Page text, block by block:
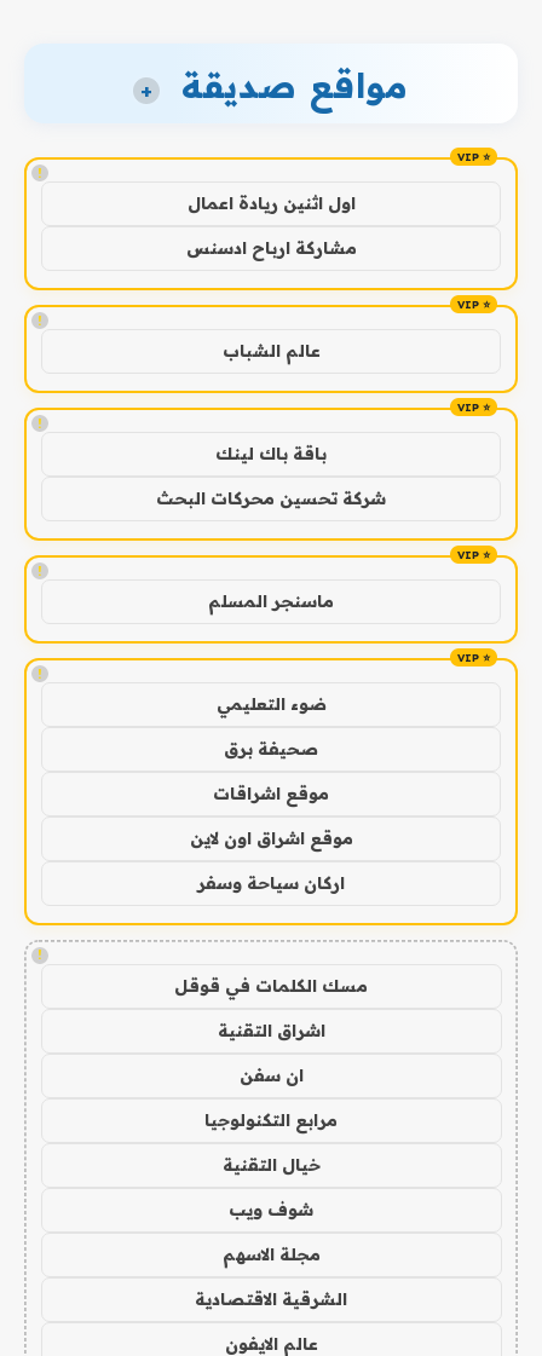
مواقع صديقة +
!
اول اثنين ريادة اعمال
مشاركة ارباح ادسنس
!
عالم الشباب
!
باقة باك لينك
شركة تحسين محركات البحث
!
ماسنجر المسلم
!
ضوء التعليمي
صحيفة برق
موقع اشراقات
موقع اشراق اون لاين
اركان سياحة وسفر
!
مسك الكلمات في قوقل
اشراق التقنية
ان سفن
مرابع التكنولوجيا
خيال التقنية
شوف ويب
مجلة الاسهم
الشرقية الاقتصادية
عالم الايفون